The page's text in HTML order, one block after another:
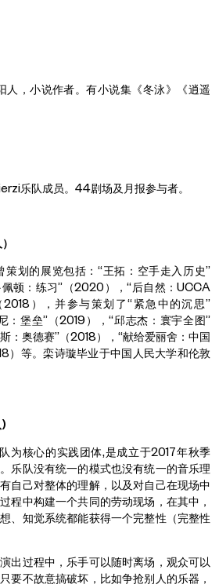
人，小说作者。有小说集《冬泳》《逍遥
乐队成员。44剧场及月报参与者。
划的展览包括：“王拓：空手走入历史”
佩顿：练习”（2020），“后自然：UCCA
），并参与策划了“紧急中的沉思”
：堡垒”（2019），“邱志杰：寰宇全图”
斯：奥德赛”（2018），“献给爱丽舍：中国
）等。栾诗璇毕业于中国人民大学和伦敦
)
为核心的实践团体,是成立于2017年秋季
乐队没有统一的模式也没有统一的音乐理
自己对整体的理解，以及对自己在现场中
程中构建一个共同的劳动现场，在其中，
、知觉系统都能获得一个完整性（完整性
出过程中，乐手可以随时离场，观众可以
要不故意搞破坏，比如争抢别人的乐器，